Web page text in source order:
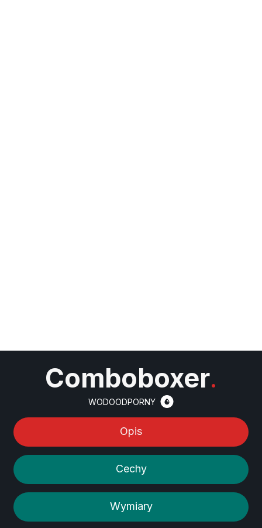
Comboboxer.
WODOODPORNY
Opis
Cechy
Wymiary